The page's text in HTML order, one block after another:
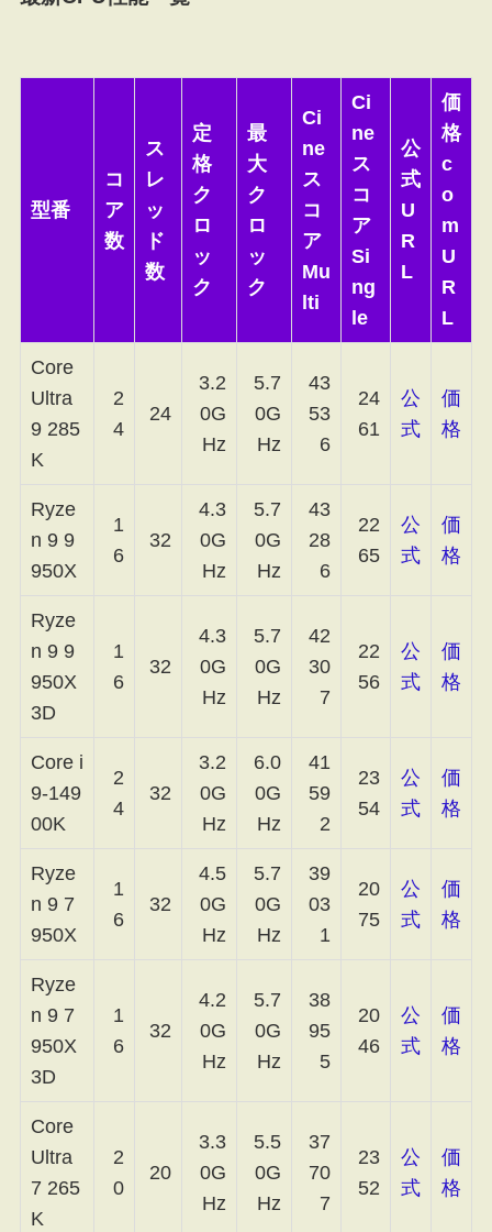
型番
コ
ア
数
ス
レ
ッ
ド
数
定
格
ク
ロ
ッ
ク
最
大
ク
ロ
ッ
ク
Ci
ne
ス
コ
ア
Mu
lti
Ci
ne
ス
コ
ア
Si
ng
le
公
式
U
R
L
価
格
c
o
m
U
R
L
Core
Ultra
9 285
K
2
4
24
3.2
0G
Hz
5.7
0G
Hz
43
53
6
24
61
公
式
価
格
Ryze
n 9 9
950X
1
6
32
4.3
0G
Hz
5.7
0G
Hz
43
28
6
22
65
公
式
価
格
Ryze
n 9 9
950X
3D
1
6
32
4.3
0G
Hz
5.7
0G
Hz
42
30
7
22
56
公
式
価
格
Core i
9-149
00K
2
4
32
3.2
0G
Hz
6.0
0G
Hz
41
59
2
23
54
公
式
価
格
Ryze
n 9 7
950X
1
6
32
4.5
0G
Hz
5.7
0G
Hz
39
03
1
20
75
公
式
価
格
Ryze
n 9 7
950X
3D
1
6
32
4.2
0G
Hz
5.7
0G
Hz
38
95
5
20
46
公
式
価
格
Core
Ultra
7 265
K
2
0
20
3.3
0G
Hz
5.5
0G
Hz
37
70
7
23
52
公
式
価
格